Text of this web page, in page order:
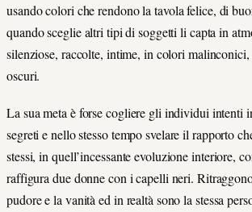
usando colori che rendono la tavola felice, di
quando sceglie altri tipi di soggetti li capta in
silenziose, raccolte, intime, in colori
oscuri.
La sua meta è forse cogliere gli individui intenti
segreti e nello stesso tempo svelare il rapporto
stessi, in quell’incessante evoluzione interiore,
raffigura due donne con i capelli neri.
pudore e la vanità ed in realtà sono la stessa